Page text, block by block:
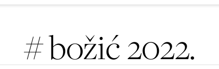
# božić 2022.